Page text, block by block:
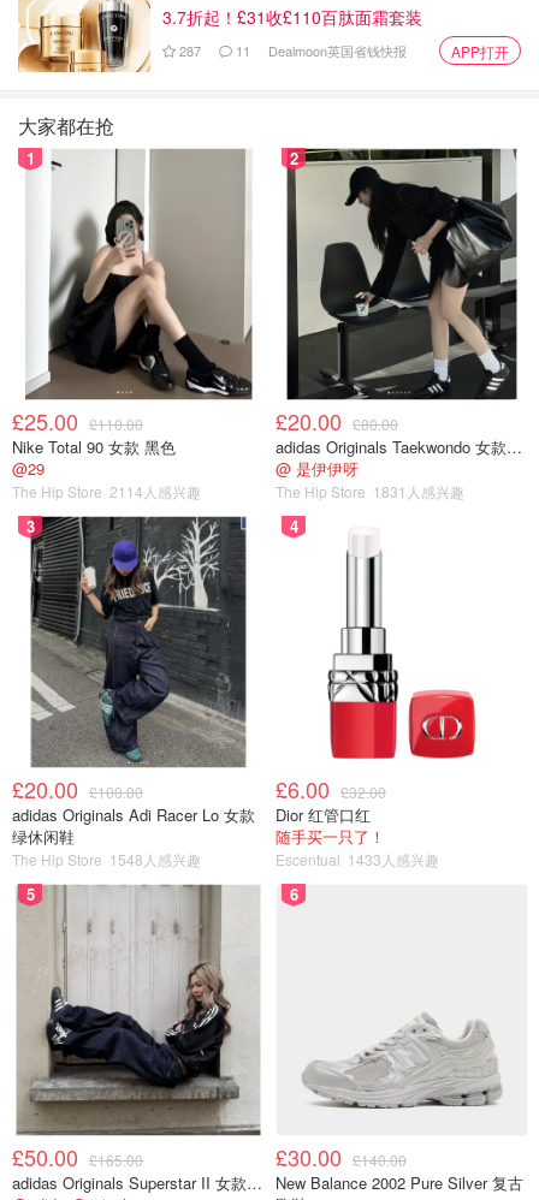
MLK伟大精神的赞歌！
3. 潮汐湖
MLK纪念堂正是临此湖而建，是一个人工开凿的蓄水池。这
里是四月份观赏樱花🌸的著名景点，不热的天还可以踩着脚
踏船游湖赏花。湖对岸是乔治梅森纪念堂和杰弗逊纪念堂，
由于时间有限我就没去了。感兴趣的小伙伴可以去参观一
下。
National Mall是一个由草坪和树林接合而成的巨大公园广
场，其中各个昭示伟人勋章的纪念堂林立，串联了美国两百
多年的历史。从华盛顿推翻英国殖民，拒绝君主制奠定总统
任期惯例；到林肯，战胜南方邦联，巩固联邦制废除奴隶
制; 到罗斯福决定参加二战，收获美元体系；再到MLK激情
演说，拉开平权运动的序幕。两百多年的国运亨通都由这一
个又一个伟大思想来守护。不管你是否认同这样的思想体
系，这都是人文精神中不可否认的宝贵财富。希望大家都能
来感受一下历史的厚重。另外路边的狗子和鸟是真的多，来
踏青一下也很不错～
创作新赛季
3.7折起！£31收£110百肽面霜套装
287 11 Dealmoon英国省钱快报 APP打开
大家都在抢
1
£25.00 £110.00
Nike Total 90 女款 黑色
@29
The Hip Store 2114人感兴趣
2
£20.00 £80.00
adidas Originals Taekwondo 女款黑色运动鞋
@ 是伊伊呀
The Hip Store 1831人感兴趣
3
£20.00 £100.00
adidas Originals Adi Racer Lo 女款
绿休闲鞋
The Hip Store 1548人感兴趣
4
£6.00 £32.00
Dior 红管口红
随手买一只了！
Escentual 1433人感兴趣
5
£50.00 £165.00
adidas Originals Superstar II 女款串珠休闲鞋 黑色
6
£30.00 £140.00
New Balance 2002 Pure Silver 复古